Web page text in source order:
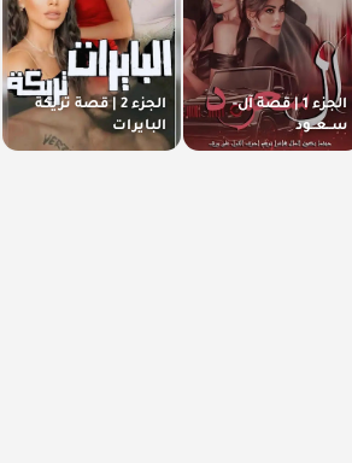
الجزء 1 | قصة آل-
ســعــود
الجزء 2 | قصة تريكة
البايرات